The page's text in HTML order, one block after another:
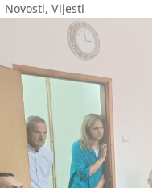
Novosti,Vijesti